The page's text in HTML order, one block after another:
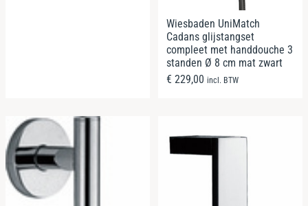
Wiesbaden UniMatch
Cadans glijstangset
compleet met handdouche 3
standen Ø 8 cm mat zwart
€ 229,00 incl. BTW